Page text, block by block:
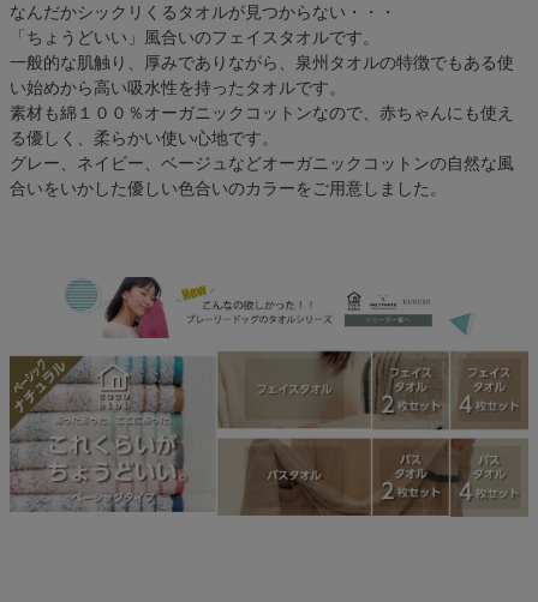
なんだかシックリくるタオルが見つからない・・・
「ちょうどいい」風合いのフェイスタオルです。
一般的な肌触り、厚みでありながら、泉州タオルの特徴でもある使
い始めから高い吸水性を持ったタオルです。
素材も綿１００％オーガニックコットンなので、赤ちゃんにも使え
る優しく、柔らかい使い心地です。
グレー、ネイビー、ベージュなどオーガニックコットンの自然な風
合いをいかした優しい色合いのカラーをご用意しました。